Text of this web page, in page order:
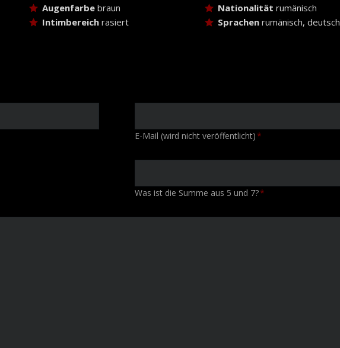
Augenfarbebraun
Intimbereichrasiert
Nationalität rumänisch
Sprachen rumänisch, deutsch
Pflichtfeld
E-Mail (wird nicht veröffentlicht)*
Was ist die Summe aus 5 und 7?*